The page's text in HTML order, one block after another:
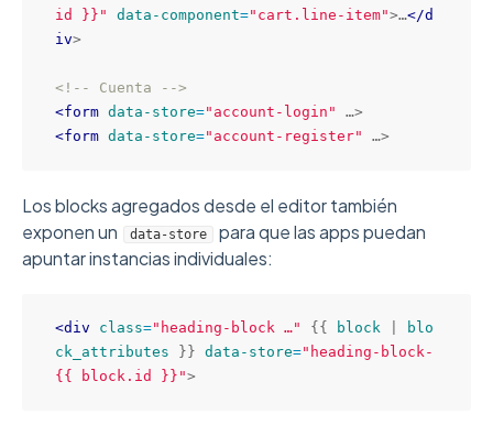
id }} " data-component=" cart.line-item">…</d
iv>
<!-- Cuenta -->
<form data-store=" account-login " …>
<form data-store=" account-register" …>
Los blocks agregados desde el editor también
exponen un
data-store
para que las apps puedan
apuntar instancias individuales:
<div class=" heading-block …" {{ block
blo
ck_attributes }} data-store=" heading-block-
{{ block.id }} ">